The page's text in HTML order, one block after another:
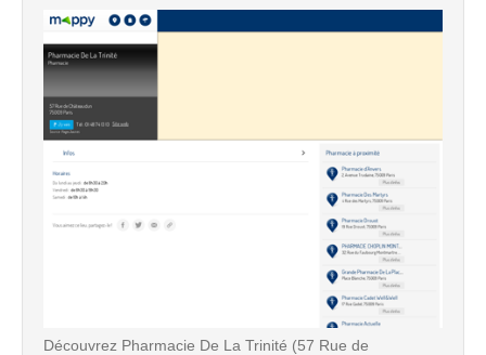
Découvrez Pharmacie De La Trinité (57 Rue de